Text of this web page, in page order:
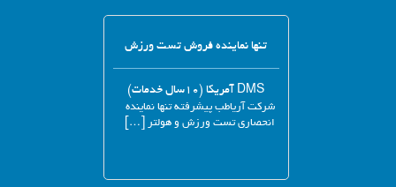
تنها نماینده فروش تست ورزش
DMS آمریکا (۱۰سال خدمات)
شرکت آریاطب پیشرفته تنها نماینده
انحصاری تست ورزش و هولتر […]